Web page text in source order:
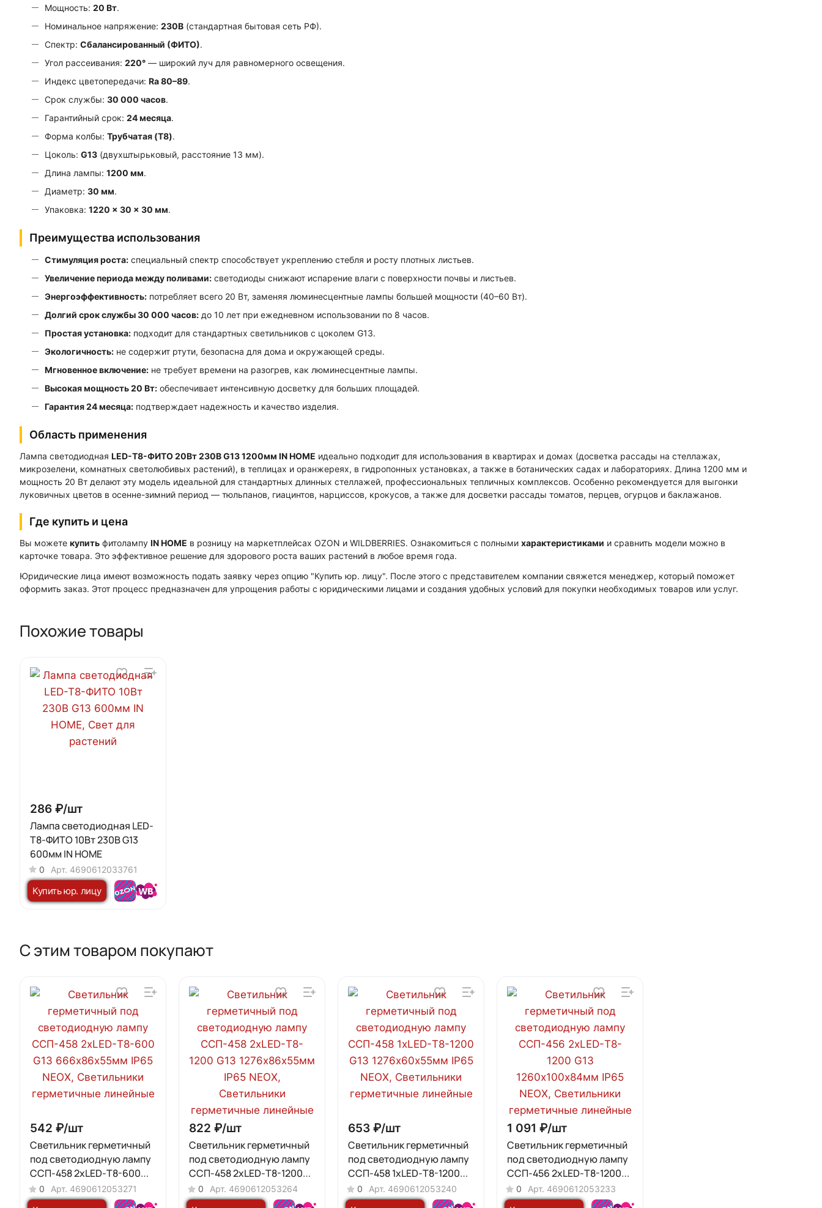
Мощность: 20 Вт.
Номинальное напряжение: 230В (стандартная бытовая сеть РФ).
Спектр: Сбалансированный (ФИТО).
Угол рассеивания: 220° — широкий луч для равномерного освещения.
Индекс цветопередачи: Ra 80–89.
Срок службы: 30 000 часов.
Гарантийный срок: 24 месяца.
Форма колбы: Трубчатая (T8).
Цоколь: G13 (двухштырьковый, расстояние 13 мм).
Длина лампы: 1200 мм.
Диаметр: 30 мм.
Упаковка: 1220 × 30 × 30 мм.
Преимущества использования
Стимуляция роста: специальный спектр способствует укреплению стебля и росту плотных листьев.
Увеличение периода между поливами: светодиоды снижают испарение влаги с поверхности почвы и листьев.
Энергоэффективность: потребляет всего 20 Вт, заменяя люминесцентные лампы большей мощности (40–60 Вт).
Долгий срок службы 30 000 часов: до 10 лет при ежедневном использовании по 8 часов.
Простая установка: подходит для стандартных светильников с цоколем G13.
Экологичность: не содержит ртути, безопасна для дома и окружающей среды.
Мгновенное включение: не требует времени на разогрев, как люминесцентные лампы.
Высокая мощность 20 Вт: обеспечивает интенсивную досветку для больших площадей.
Гарантия 24 месяца: подтверждает надежность и качество изделия.
Область применения
Лампа светодиодная LED-T8-ФИТО 20Вт 230В G13 1200мм IN HOME идеально подходит для использования в квартирах и домах (досветка рассады на стеллажах,
микрозелени, комнатных светолюбивых растений), в теплицах и оранжереях, в гидропонных установках, а также в ботанических садах и лабораториях. Длина 1200 мм и
мощность 20 Вт делают эту модель идеальной для стандартных длинных стеллажей, профессиональных тепличных комплексов. Особенно рекомендуется для выгонки
луковичных цветов в осенне-зимний период — тюльпанов, гиацинтов, нарциссов, крокусов, а также для досветки рассады томатов, перцев, огурцов и баклажанов.
Где купить и цена
Вы можете купить фитолампу IN HOME в розницу на маркетплейсах OZON и WILDBERRIES. Ознакомиться с полными характеристиками и сравнить модели можно в
карточке товара. Это эффективное решение для здорового роста ваших растений в любое время года.
Юридические лица имеют возможность подать заявку через опцию "Купить юр. лицу". После этого с представителем компании свяжется менеджер, который поможет
оформить заказ. Этот процесс предназначен для упрощения работы с юридическими лицами и создания удобных условий для покупки необходимых товаров или услуг.
Похожие товары
286 ₽/шт
Лампа светодиодная LED-
T8-ФИТО 10Вт 230В G13
600мм IN HOME
0 Арт. 4690612033761
Купить юр. лицу
С этим товаром покупают
542 ₽/шт
Светильник герметичный
под светодиодную лампу
CСП-458 2xLED-Т8-600
G13 666х86х55мм IP65
NEOX
0 Арт. 4690612053271
822 ₽/шт
Светильник герметичный
под светодиодную лампу
CСП-458 2xLED-Т8-1200
G13 1276х86х55мм IP65
NEOX
0 Арт. 4690612053264
653 ₽/шт
Светильник герметичный
под светодиодную лампу
CСП-458 1xLED-Т8-1200
G13 1276х60х55мм IP65
NEOX
0 Арт. 4690612053240
1 091 ₽/шт
Светильник герметичный
под светодиодную лампу
CСП-456 2xLED-Т8-1200
G13 1260х100х84мм IP65
NEOX
0 Арт. 4690612053233